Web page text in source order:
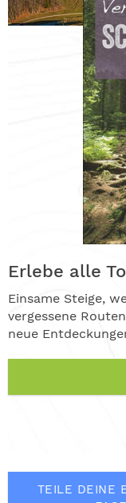
Erlebe alle
Einsame Steige,
vergessene
neue
TEILE DEINE